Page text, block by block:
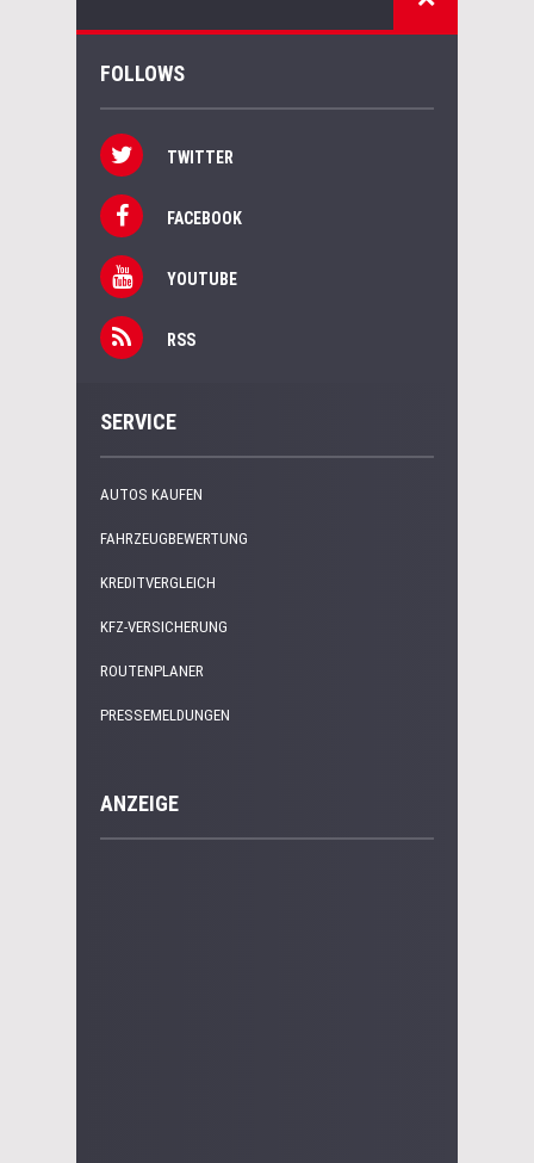
FOLLOWS
TWITTER
FACEBOOK
YOUTUBE
RSS
SERVICE
AUTOS KAUFEN
FAHRZEUGBEWERTUNG
KREDITVERGLEICH
KFZ-VERSICHERUNG
ROUTENPLANER
PRESSEMELDUNGEN
ANZEIGE